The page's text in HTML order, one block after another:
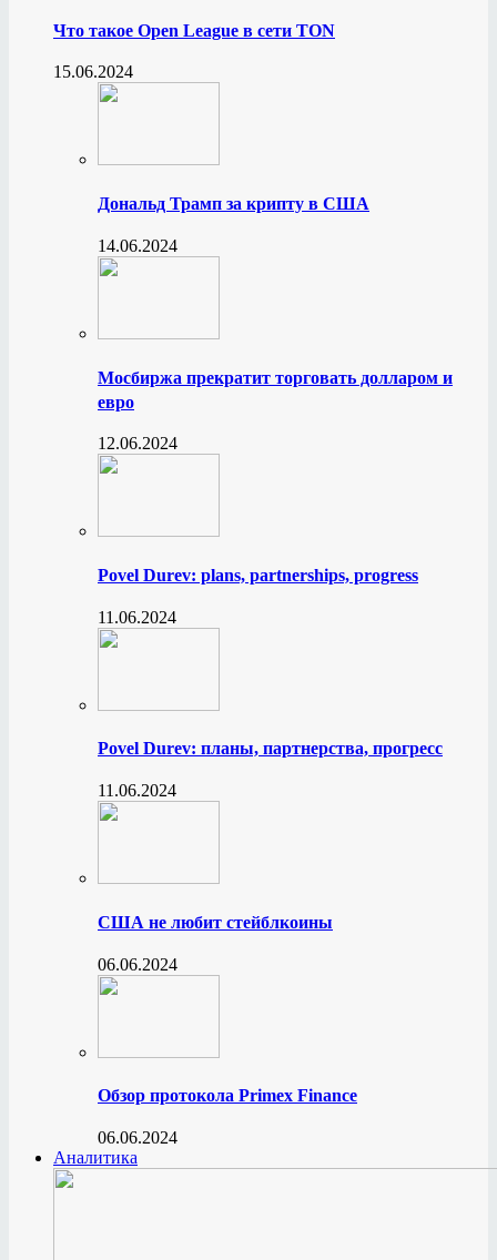
Что такое Open League в сети TON
15.06.2024
Дональд Трамп за крипту в США
14.06.2024
Мосбиржа прекратит торговать долларом и
евро
12.06.2024
Povel Durev: plans, partnerships, progress
11.06.2024
Povel Durev: планы, партнерства, прогресс
11.06.2024
США не любит стейблкоины
06.06.2024
Обзор протокола Primex Finance
06.06.2024
Аналитика